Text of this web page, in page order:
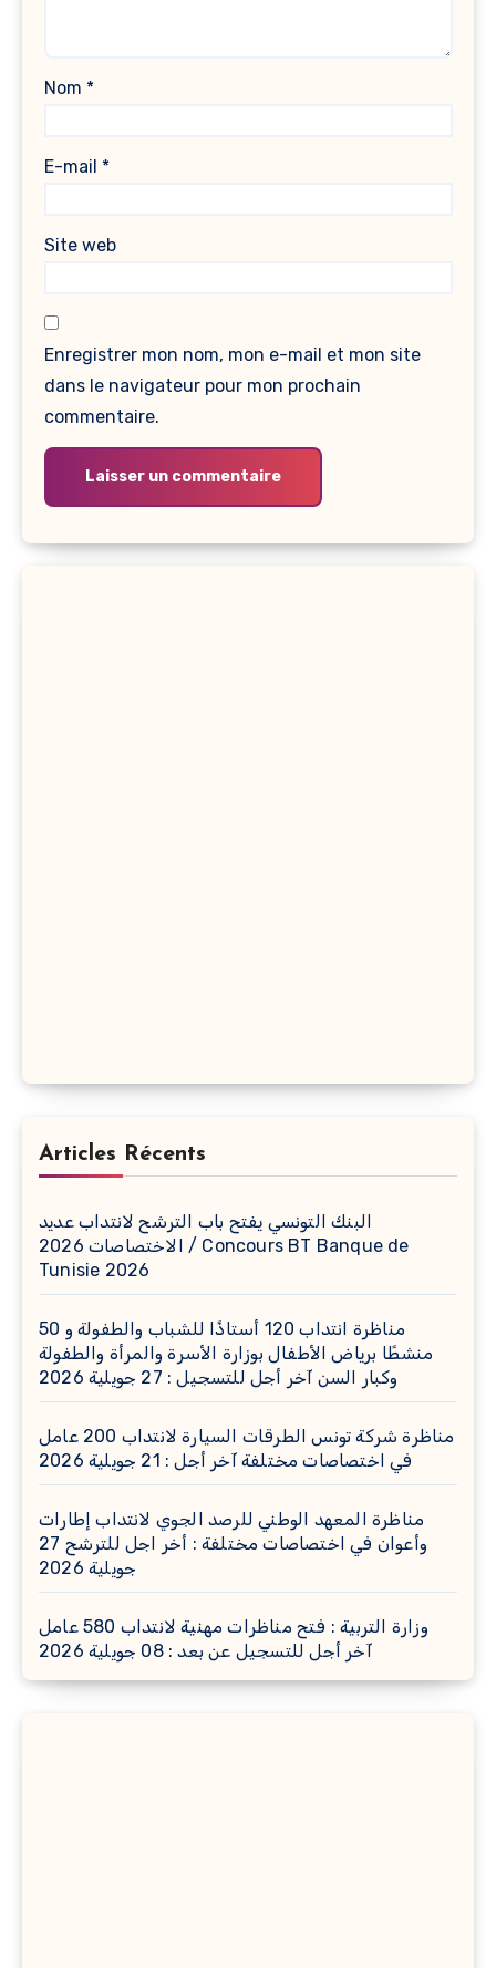
Nom *
E-mail *
Site web
Enregistrer mon nom, mon e-mail et mon site
dans le navigateur pour mon prochain
commentaire.
Articles Récents
البنك التونسي يفتح باب الترشح لانتداب عديد
الاختصاصات 2026 / Concours BT Banque de
Tunisie 2026
مناظرة انتداب 120 أستاذًا للشباب والطفولة و 50
منشطًا برياض الأطفال بوزارة الأسرة والمرأة والطفولة
وكبار السن آخر أجل للتسجيل : 27 جويلية 2026
مناظرة شركة تونس الطرقات السيارة لانتداب 200 عامل
في اختصاصات مختلفة آخر أجل : 21 جويلية 2026
مناظرة المعهد الوطني للرصد الجوي لانتداب إطارات
وأعوان في اختصاصات مختلفة : أخر اجل للترشح 27
جويلية 2026
وزارة التربية : فتح مناظرات مهنية لانتداب 580 عامل
آخر أجل للتسجيل عن بعد : 08 جويلية 2026